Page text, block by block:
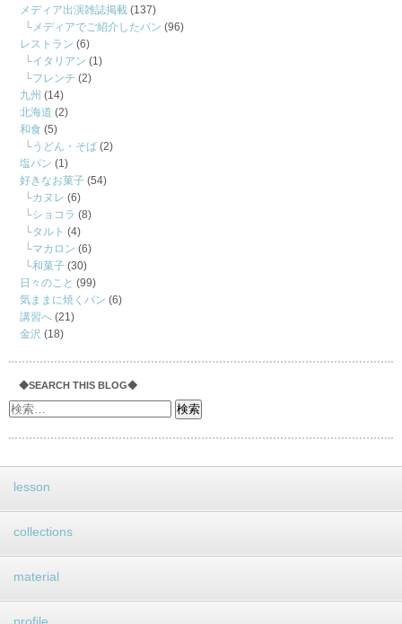
メディア出演雑誌掲載 (137)
メディアでご紹介したパン (96)
レストラン (6)
イタリアン (1)
フレンチ (2)
九州 (14)
北海道 (2)
和食 (5)
うどん・そば (2)
塩パン (1)
好きなお菓子 (54)
カヌレ (6)
ショコラ (8)
タルト (4)
マカロン (6)
和菓子 (30)
日々のこと (99)
気ままに焼くパン (6)
講習へ (21)
金沢 (18)
◆SEARCH THIS BLOG◆
lesson
collections
material